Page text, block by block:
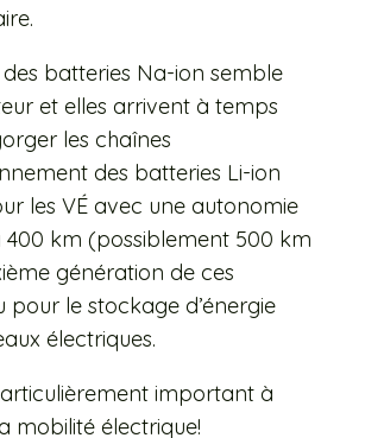
des batteries Na-ion semble
et elles arrivent à temps
les chaînes
des batteries Li-ion
les VÉ avec une autonomie
400 km (possiblement 500 km
génération de ces
pour le stockage d’énergie
électriques.
important à
mobilité électrique!